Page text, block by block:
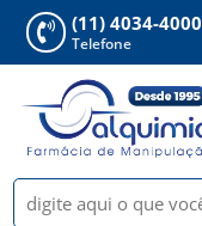
 (11) 4034-4000
Telefone